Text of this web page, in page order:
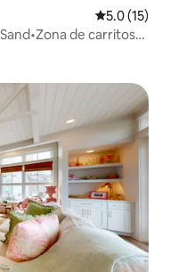
Calificación
5.0 (15)
de carritos